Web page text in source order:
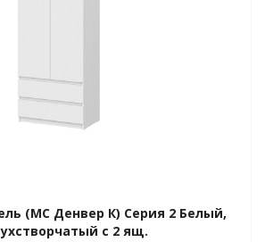
(МС Денвер К) Серия 2 Белый,
с 2 ящ.